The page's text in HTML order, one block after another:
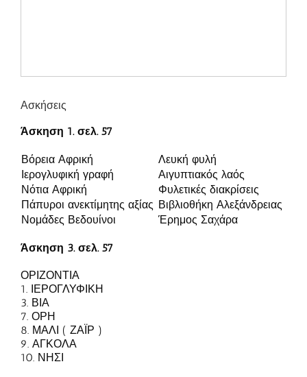
Ασκήσεις
Άσκηση 1. σελ. 57
Βόρεια Αφρική
Λευκή φυλή
Ιερογλυφική γραφή
Αιγυπτιακός λαός
Νότια Αφρική
Φυλετικές διακρίσεις
Πάπυροι ανεκτίμητης αξίας Βιβλιοθήκη Αλεξάνδρειας
Νομάδες Βεδουίνοι
Έρημος Σαχάρα
Άσκηση 3. σελ. 57
ΟΡΙΖΟΝΤΙΑ
1. ΙΕΡΟΓΛΥΦΙΚΗ
3. ΒΙΑ
7. ΟΡΗ
8. ΜΑΛΙ ( ΖΑΪΡ )
9. ΑΓΚΟΛΑ
10. ΝΗΣΙ